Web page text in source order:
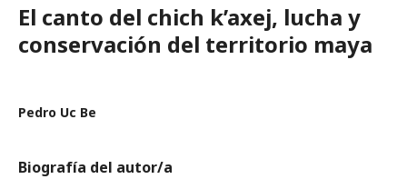
El canto del chich k’axej, lucha y
conservación del territorio maya
Pedro Uc Be
Biografía del autor/a